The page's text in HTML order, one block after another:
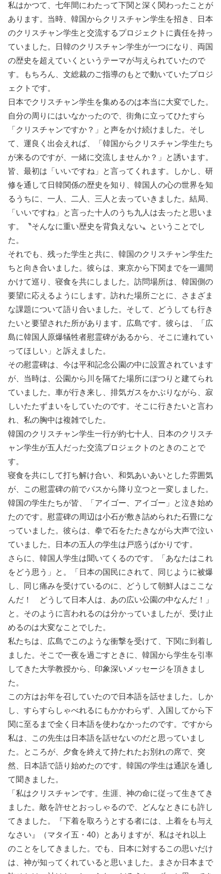
私はかつて、七年間にわたって下関と深く関わったことが
あります。当時、韓国からクリスチャン学生を招き、日本
のクリスチャン学生と交流するプロジェクトに責任を持っ
ていました。日韓のクリスチャン学生が一つになり、両国
の歴史を超えていくというテーマが与えられていたので
す。もちろん、文総裁のご指導のもとで動いていたプロジ
ェクトです。
日本でクリスチャン学生を集めるのは本当に大変でした。
自分の周りにはいなかったので、街角に立ってひたすら
「クリスチャンですか？」と声をかけ続けました。そし
て、運良く出会えれば、「韓国からクリスチャン学生たち
が来るのですが、一緒に交流しませんか？」と誘います。
皆、最初は「いいですね」と言ってくれます。しかし、研
修を通して日韓関係の歴史を知り、韓国人の心の世界を知
るうちに、一人、二人、三人と去っていきました。結局、
「いいですね」と言った十人のうち九人は去ったと思いま
す。〝そんなに重い歴史を背負えない〟ということでし
た。
それでも、残った学生と共に、韓国のクリスチャン学生た
ちと向き合いました。彼らは、東京から下関までを一週間
かけて巡り、寝食を共にしました。訪問場所は、韓国側の
要望に応えるようにします。訪れた場所ごとに、さまざま
な課題について語り合いました。そして、どうしても行き
たいと要望された所があります。広島です。彼らは、「広
島に韓国人原爆犠牲者慰霊碑があるから、そこに連れてい
ってほしい」と訴えました。
その慰霊碑は、今は平和記念公園の中に設置されています
が、当時は、公園から川を隔てた場所にぽつりと建てられ
ていました。車が行き来し、排気ガスをかぶりながら、寂
しいたたずまいをしていたのです。そこに行きたいと言わ
れ、私の胸中は複雑でした。
韓国のクリスチャン学生一行が約七十人、日本のクリスチ
ャン学生が五人だった交流プロジェクトのときのことで
す。
寝食を共にして打ち解け合い、和気あいあいとした雰囲気
が、この慰霊碑の前でバスから降り立つと一変しました。
韓国の学生たちが皆、「アイゴー、アイゴー」と泣き始め
たのです。慰霊碑の周辺は小石が敷き詰められた石畳にな
っていました。彼らは、拳で石をたたきながら大声で泣い
ていました。日本の五人の学生は戸惑うばかりです。
さらに、韓国人学生は聞いてくるのです。「あなたはこれ
をどう思う」と。「日本の国民にされて、同じように被爆
し、同じ痛みを受けているのに、どうして朝鮮人はここな
んだ！ どうして日本人は、あの広い公園の中なんだ！」
と。そのように言われるのは分かっていましたが、受け止
めるのは大変なことでした。
私たちは、広島でこのような衝撃を受けて、下関に到着し
ました。そこで一夜を過ごすときに、韓国から学生を引率
してきた大学教授から、印象深いメッセージを頂きまし
た。
この方はお年を召していたので日本語を話せました。しか
し、すらすらしゃべれるにもかかわらず、入国してから下
関に至るまで全く日本語を使わなかったのです。ですから
私は、この先生は日本語を話せないのだと思っていまし
た。ところが、夕食を終えて持たれたお別れの席で、突
然、日本語で語り始めたのです。韓国の学生は通訳を通し
て聞きました。
「私はクリスチャンです。生涯、神の命に従って生きてき
ました。敵を許せとおっしゃるので、どんなときにも許し
てきました。『下着を取ろうとする者には、上着をも与え
なさい』（マタイ五・40）とありますが、私はそれ以上
のことをしてきました。でも、日本に対するこの思いだけ
は、神が知ってくれていると思いました。まさか日本まで